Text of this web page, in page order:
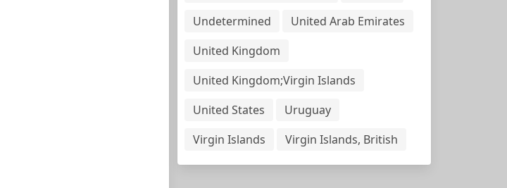
Undetermined
United Arab Emirates
United Kingdom
United Kingdom;Virgin Islands
United States
Uruguay
Virgin Islands
Virgin Islands, British